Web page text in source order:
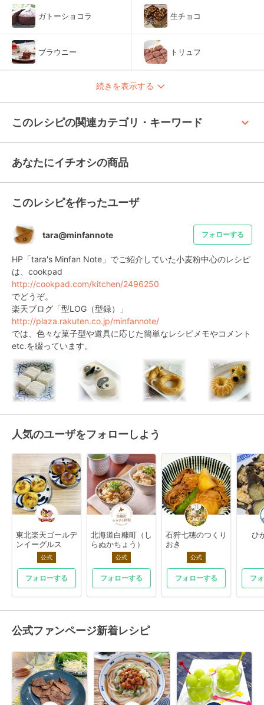
ガトーショコラ 生チョコ
ブラウニー トリュフ
続きを表示する
このレシピの関連カテゴリ・キーワード keyboard_arrow_up
あなたにイチオシの商品
このレシピを作ったユーザ
tara@minfannote フォローする
HP「tara's Minfan Note」でご紹介していた小麦粉中心のレシピ
http://cookpad.com/kitchen/2496250
でどうぞ。
http://plaza.rakuten.co.jp/minfannote/
では、色々な菓子型や道具に応じた簡単なレシピメモやコメント
etc.を綴っています。
人気のユーザをフォローしよう
東北楽天ゴールデ
ンイーグルス
公式
フォローする
北海道白糠町（し
らぬかちょう）
公式
フォローする
石狩七穂のつくり
おき
公式
フォローする
ひ
フ
公式ファンページ新着レシピ